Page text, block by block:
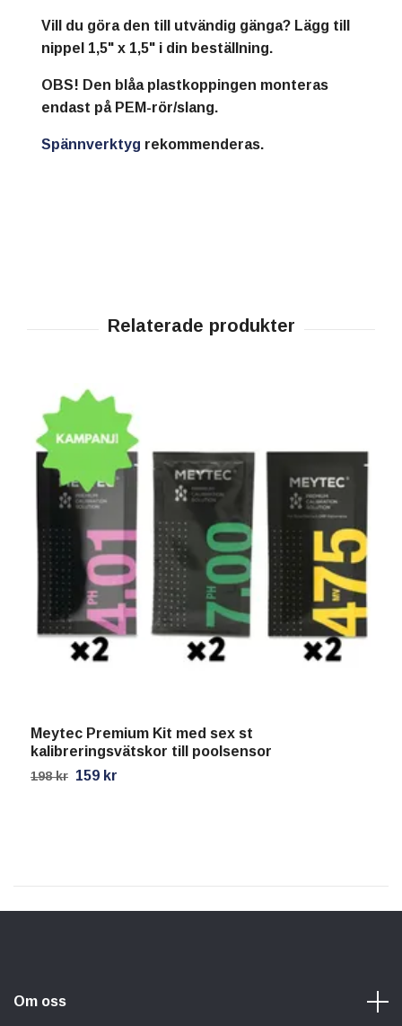
Vill du göra den till utvändig gänga? Lägg till
nippel 1,5" x 1,5" i din beställning.
OBS! Den blåa plastkoppingen monteras
endast på PEM-rör/slang.
Spännverktyg rekommenderas.
Meytec Premium Kit med sex st
kalibreringsvätskor till poolsensor
198 kr 159 kr
Om oss